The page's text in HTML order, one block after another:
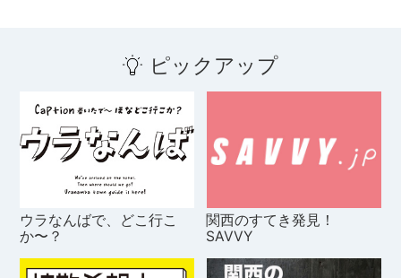
ピックアップ
ウラなんばで、どこ行こ
か〜？
関西のすてき発見！
SAVVY